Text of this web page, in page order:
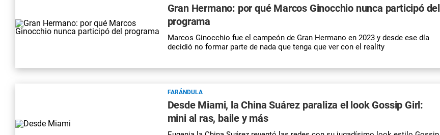
Gran Hermano: por qué Marcos Ginocchio nunca participó del
programa
Marcos Ginocchio fue el campeón de Gran Hermano en 2023 y desde ese día
decidió no formar parte de nada que tenga que ver con el reality
FARÁNDULA
Desde Miami, la China Suárez paraliza el look Gossip Girl:
mini al ras, baile y más